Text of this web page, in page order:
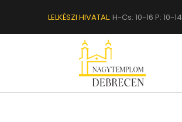
LELKÉSZI HIVATAL: H-Cs: 10-16 P: 10-14